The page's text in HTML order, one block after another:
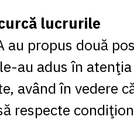
lucrurile
au propus două
au adus în
având în vedere
respecte